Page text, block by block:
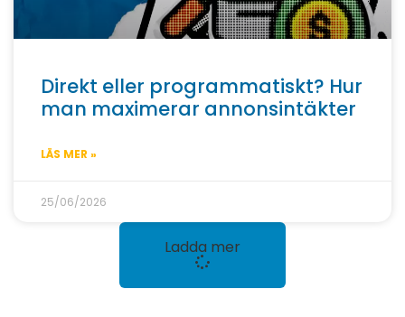
Direkt eller programmatiskt? Hur
man maximerar annonsintäkter
LÄS MER »
25/06/2026
Ladda mer